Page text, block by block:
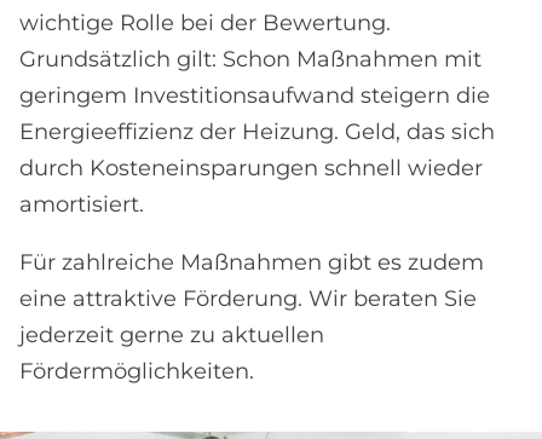
wichtige Rolle bei der Bewertung.
Grundsätzlich gilt: Schon Maßnahmen mit
geringem Investitionsaufwand steigern die
Energieeffizienz der Heizung. Geld, das sich
durch Kosteneinsparungen schnell wieder
amortisiert.
Für zahlreiche Maßnahmen gibt es zudem
eine attraktive Förderung. Wir beraten Sie
jederzeit gerne zu aktuellen
Fördermöglichkeiten.